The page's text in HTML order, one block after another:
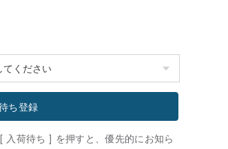
ち登録
荷待ち ] を押すと、優先的にお知ら